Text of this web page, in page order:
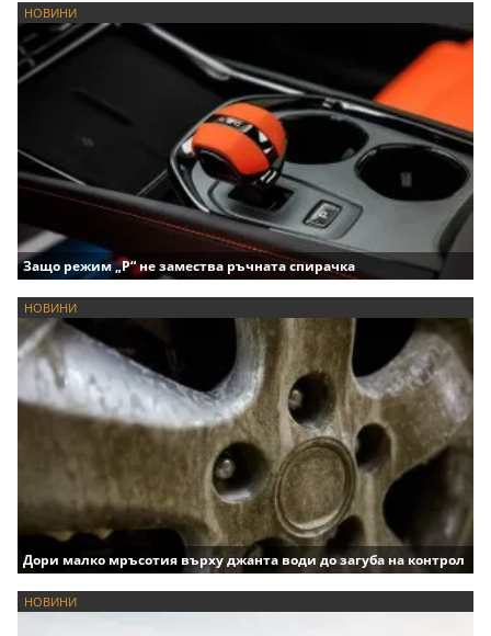
НОВИНИ
Защо режим „P“ не замества ръчната спирачка
НОВИНИ
Дори малко мръсотия върху джанта води до загуба на контрол
НОВИНИ